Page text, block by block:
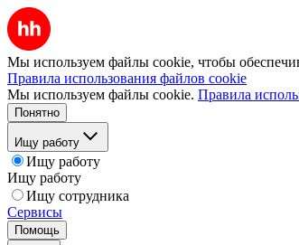
Мы используем файлы cookie, чтобы
Правила использования файлов cookie
Мы используем файлы cookie. Правила
Понятно
Ищу работу
Ищу работу
Ищу работу
Ищу сотрудника
Сервисы
Помощь